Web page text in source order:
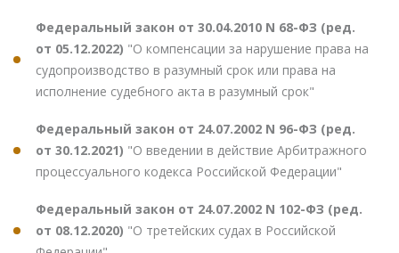
Федеральный закон от 30.04.2010 N 68-ФЗ (ред.
от 05.12.2022) "О компенсации за нарушение права на
судопроизводство в разумный срок или права на
исполнение судебного акта в разумный срок"
Федеральный закон от 24.07.2002 N 96-ФЗ (ред.
от 30.12.2021) "О введении в действие Арбитражного
процессуального кодекса Российской Федерации"
Федеральный закон от 24.07.2002 N 102-ФЗ (ред.
от 08.12.2020) "О третейских судах в Российской